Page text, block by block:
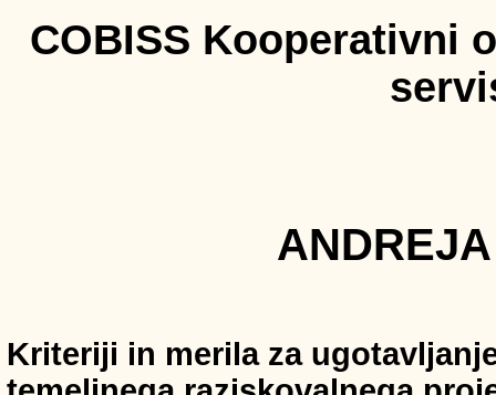
COBISS Kooperativni
Kriteriji in merila za